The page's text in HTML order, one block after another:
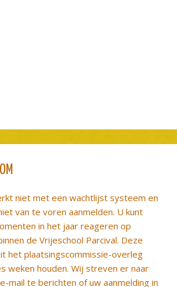
niet met een wachtlijst systeem en
van te voren aanmelden. U kunt
in het jaar reageren op
de Vrijeschool Parcival. Deze
het plaatsingscommissie-overleg
weken houden. Wij streven er naar
mail te berichten of uw aanmelding in